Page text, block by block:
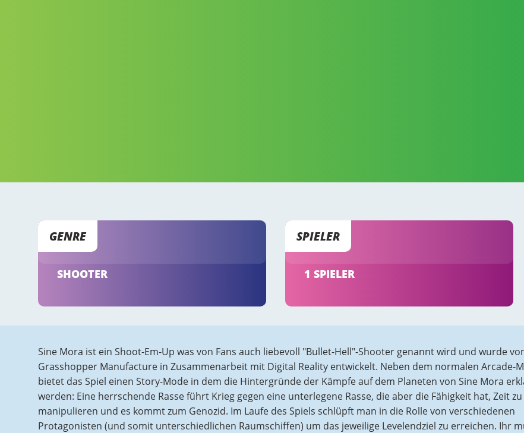
GENRE
SHOOTER
SPIELER
1 SPIELER
Sine Mora ist ein Shoot-Em-Up was von Fans auch liebevoll "Bullet-Hell"-Shooter genannt wird und wurde
Grasshopper Manufacture in Zusammenarbeit mit Digital Reality entwickelt. Neben dem normalen Arcade-
bietet das Spiel einen Story-Mode in dem die Hintergründe der Kämpfe auf dem Planeten von Sine Mora
werden: Eine herrschende Rasse führt Krieg gegen eine unterlegene Rasse, die aber die Fähigkeit hat, Zeit zu
manipulieren und es kommt zum Genozid. Im Laufe des Spiels schlüpft man in die Rolle von verschiedenen
Protagonisten (und somit unterschiedlichen Raumschiffen) um das jeweilige Levelendziel zu erreichen. Ihr